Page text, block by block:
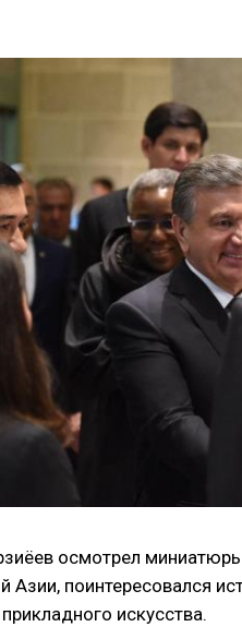
осмотрел
Азии, поинтересовался
искусства.